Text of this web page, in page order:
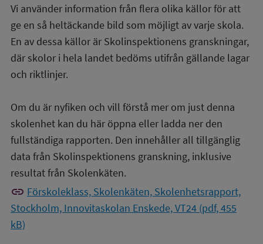
Vi använder information från flera olika källor för att
ge en så heltäckande bild som möjligt av varje skola.
En av dessa källor är Skolinspektionens granskningar,
där skolor i hela landet bedöms utifrån gällande lagar
och riktlinjer.
Om du är nyfiken och vill förstå mer om just denna
skolenhet kan du här öppna eller ladda ner den
fullständiga rapporten. Den innehåller all tillgänglig
data från Skolinspektionens granskning, inklusive
resultat från Skolenkäten.
link Förskoleklass, Skolenkäten, Skolenhetsrapport,
Stockholm, Innovitaskolan Enskede, VT24 (pdf, 455
kB)